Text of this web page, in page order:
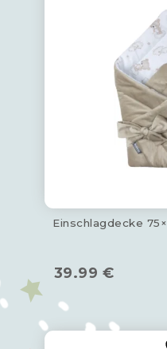
Einschlagdecke
39.99 €